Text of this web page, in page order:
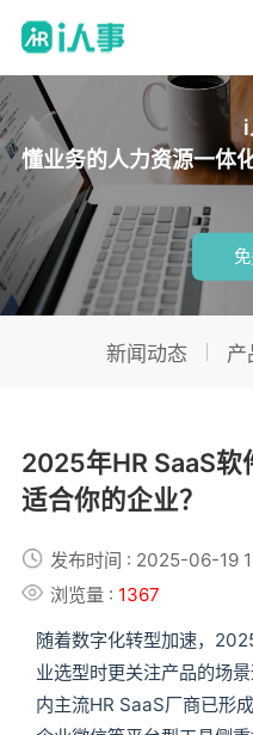
i
懂业务的人力资源一体
新闻动态 产
2025年HR SaaS软
适合你的企业？
发布时间 : 2025-06-19
浏览量 : 1367
随着数字化转型加速，
业选型时更关注产品的场
内主流HR SaaS厂商已形